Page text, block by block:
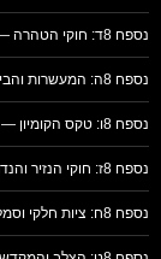
נספח 8ד: חוקי הטהרה — מדוע אין אפשרות לקיימם ללא המקדש
נספח 8ה: המעשרות והביכורים — מדוע אין אפשרות לקיימם כיום
נספח 8ו: טקס הקומיון — הסעודה האחרונה של ישוע הייתה פסח
נספח 8ז: חוקי הנזיר והנדרים — מדוע אין אפשרות לקיימם כיום
נספח 8ח: ציות חלקי וסמלי הקשור למקדש